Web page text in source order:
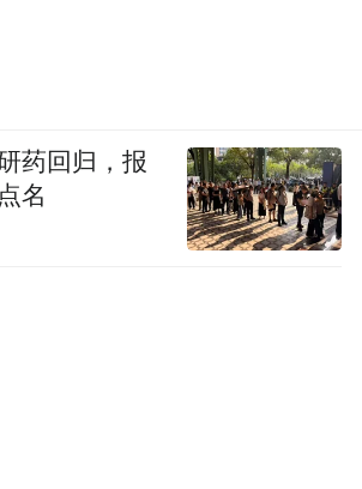
药回归，报
名